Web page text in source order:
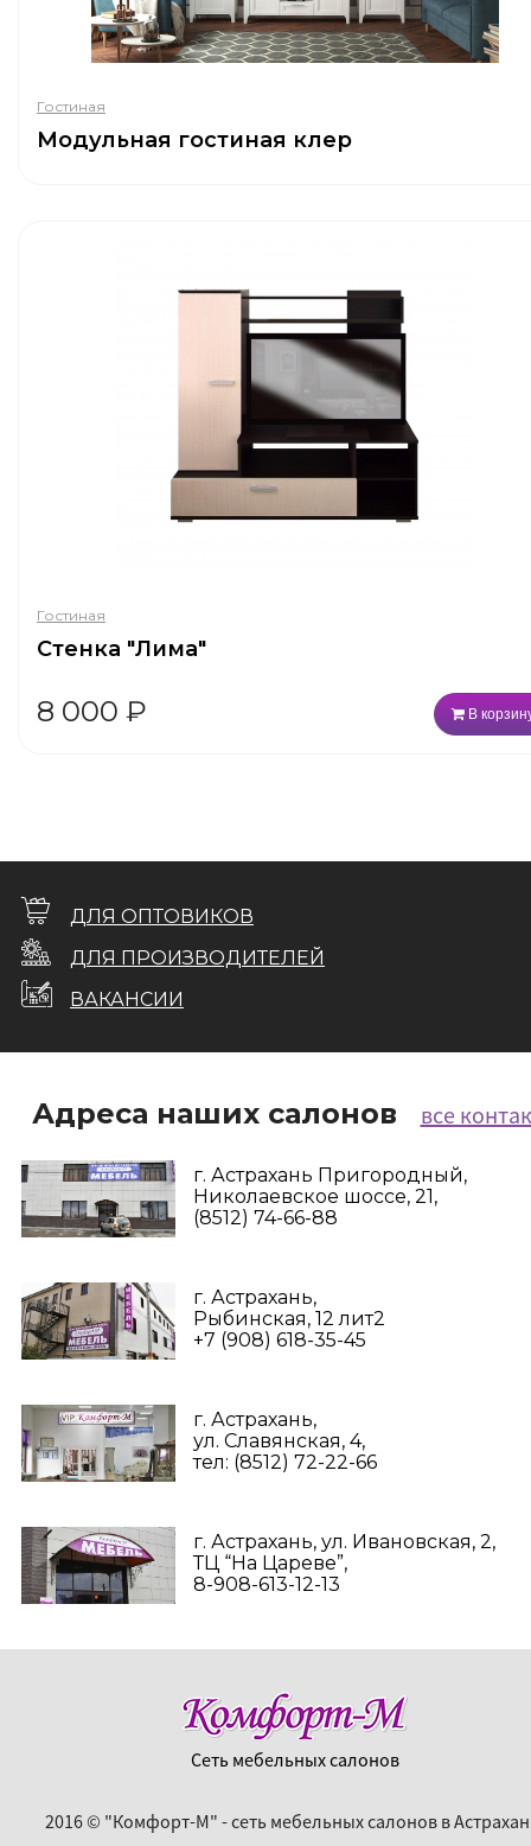
Гостиная
Модульная гостиная клер
Гостиная
Стенка "Лима"
8 000 ₽ В
ДЛЯ ОПТОВИКОВ
ДЛЯ ПРОИЗВОДИТЕЛЕЙ
ВАКАНСИИ
Адреса наших салонов все
г. Астрахань Пригородный,
Николаевское шоссе, 21,
(8512) 74-66-88
г. Астрахань,
Рыбинская, 12 лит2
+7 (908) 618-35-45‬
г. Астрахань,
ул. Славянская, 4,
тел: (8512) 72-22-66
г. Астрахань, ул. Ивановская, 2,
ТЦ “На Цареве”,
8-908-613-12-13
Сеть мебельных салонов
2016 © "Комфорт-М" - сеть мебельных салонов в